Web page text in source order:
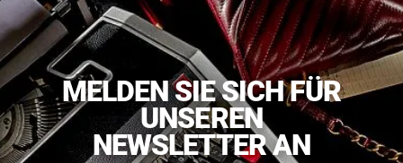
MELDEN SIE SICH FÜR
UNSEREN
NEWSLETTER AN